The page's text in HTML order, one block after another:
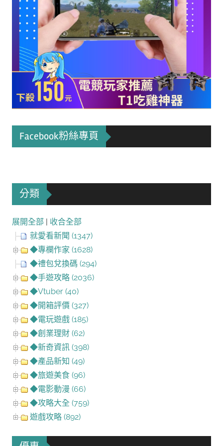
Facebook粉絲專頁
分類
展開全部 | 收合全部
就愛看新聞 (1347)
◆專欄作家 (1628)
◆禮包兌換碼 (294)
◆手遊攻略 (2036)
◆Vtuber (40)
◆開箱評價 (327)
◆電玩遊戲 (185)
◆創業理財 (62)
◆新奇資訊 (398)
◆產品新知 (49)
◆旅遊美食 (96)
◆電影動漫 (66)
◆攻略大全 (759)
遊戲攻略 (892)